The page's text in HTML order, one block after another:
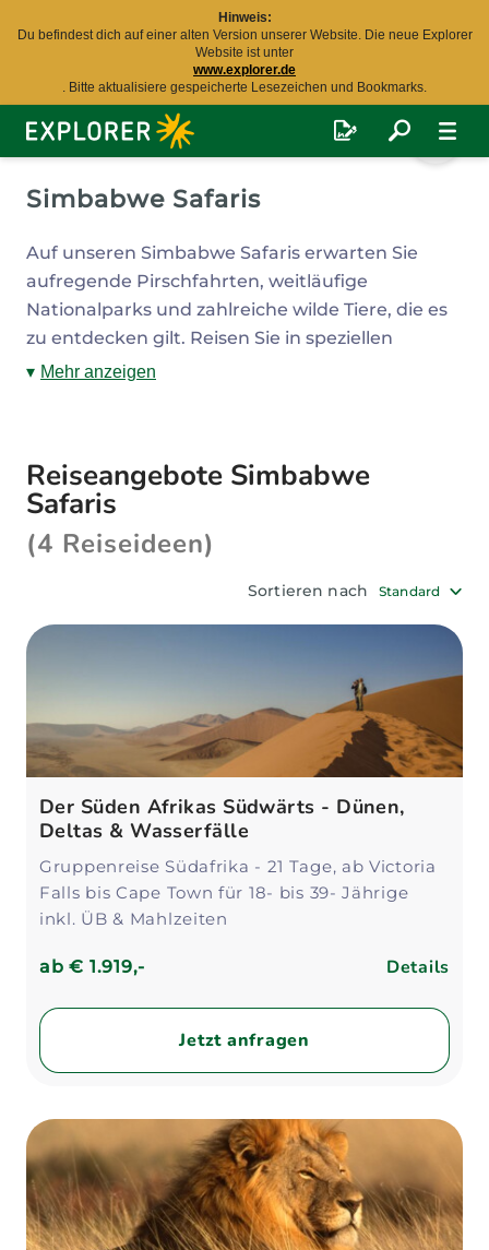
Hinweis:
Du befindest dich auf einer alten Version unserer Website. Die neue Explorer
Website ist unter
www.explorer.de
. Bitte aktualisiere gespeicherte Lesezeichen und Bookmarks.
Explorer
Fernreisen
Simbabwe Safaris
Auf unseren Simbabwe Safaris erwarten Sie
aufregende Pirschfahrten, weitläufige
Nationalparks und zahlreiche wilde Tiere, die es
zu entdecken gilt. Reisen Sie in speziellen
Allradfahrzeugen und Trucks oder ganz
Sie unsere Explorer Reiseexperten bei der
Auswahl der richtigen Simbabwe Safari!
Mehr anzeigen
Reiseangebote Simbabwe
Safaris
(4 Reiseideen)
Sortieren nach Standard
Der Süden Afrikas Südwärts - Dünen,
Deltas & Wasserfälle
Gruppenreise Südafrika - 21 Tage, ab Victoria
Falls bis Cape Town für 18- bis 39- Jährige
inkl. ÜB & Mahlzeiten
ab€ 1.919,- Details
Jetzt anfragen